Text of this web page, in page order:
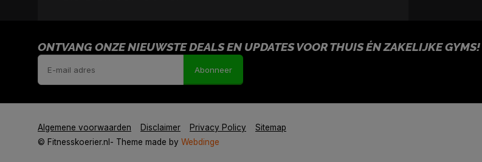
ONTVANG ONZE NIEUWSTE DEALS EN UPDATES VOOR THUIS ÉN ZAKELIJKE GYMS!
Abonneer
Algemene voorwaarden Disclaimer Privacy Policy
Sitemap
© Fitnesskoerier.nl - Theme made by Webdinge